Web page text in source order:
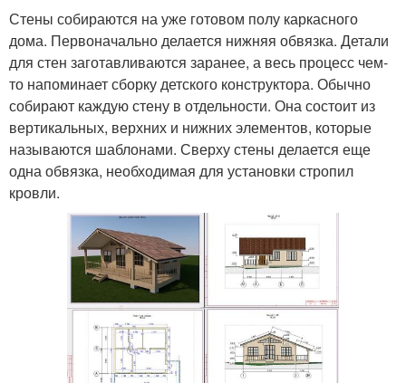
Стены собираются на уже готовом полу каркасного
дома. Первоначально делается нижняя обвязка. Детали
для стен заготавливаются заранее, а весь процесс чем-
то напоминает сборку детского конструктора. Обычно
собирают каждую стену в отдельности. Она состоит из
вертикальных, верхних и нижних элементов, которые
называются шаблонами. Сверху стены делается еще
одна обвязка, необходимая для установки стропил
кровли.